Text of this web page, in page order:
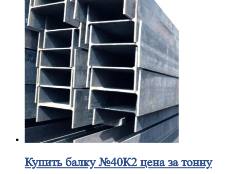
Купитьбалку №40К2 цена за тонну